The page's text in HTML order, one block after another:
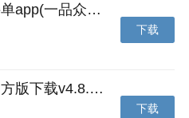
一品威客网接单app(一品众包)下载v2.7.1 安卓最新版
下载
诸葛找房网官方版下载v4.8.1.1 安卓最新版
下载